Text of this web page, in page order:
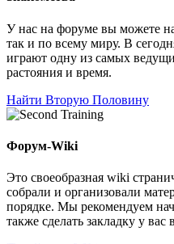
У нас на форуме вы можете
так и по всему миру. В
играют одну из самых
растояния и время.
Найти Вторую Половину
Форум-Wiki
Это своеобразная wiki
собрали и организовали
порядке. Мы рекомендуем
также сделать закладку у вас